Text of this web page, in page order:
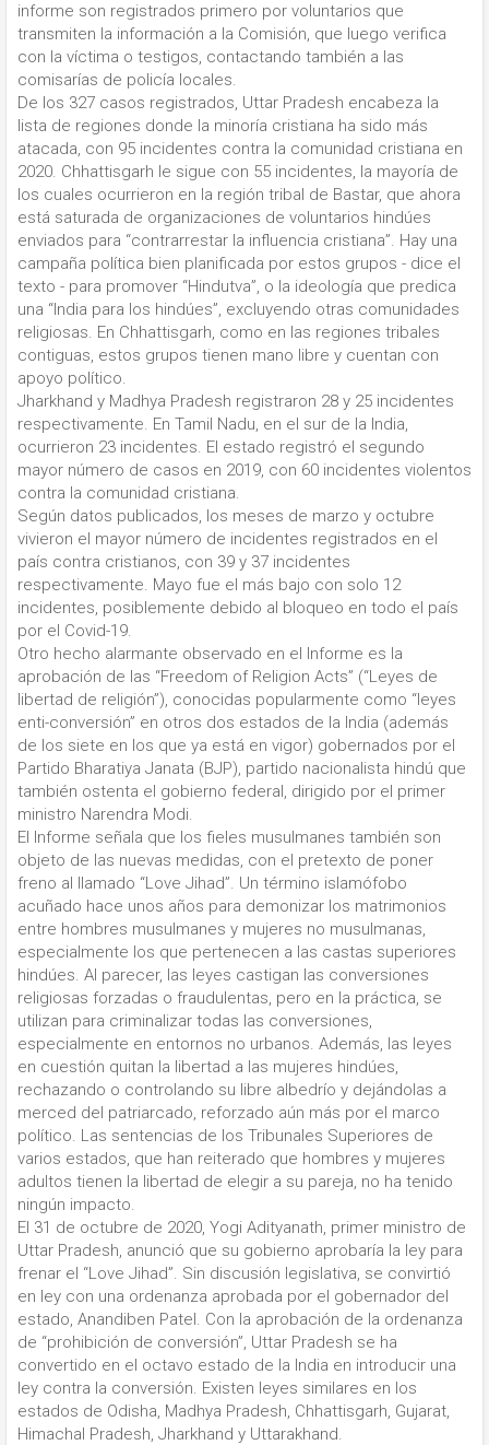
informe son registrados primero por voluntarios que
transmiten la información a la Comisión, que luego verifica
con la víctima o testigos, contactando también a las
comisarías de policía locales.
De los 327 casos registrados, Uttar Pradesh encabeza la
lista de regiones donde la minoría cristiana ha sido más
atacada, con 95 incidentes contra la comunidad cristiana en
2020. Chhattisgarh le sigue con 55 incidentes, la mayoría de
los cuales ocurrieron en la región tribal de Bastar, que ahora
está saturada de organizaciones de voluntarios hindúes
enviados para “contrarrestar la influencia cristiana”. Hay una
campaña política bien planificada por estos grupos - dice el
texto - para promover “Hindutva”, o la ideología que predica
una “India para los hindúes”, excluyendo otras comunidades
religiosas. En Chhattisgarh, como en las regiones tribales
contiguas, estos grupos tienen mano libre y cuentan con
apoyo político.
Jharkhand y Madhya Pradesh registraron 28 y 25 incidentes
respectivamente. En Tamil Nadu, en el sur de la India,
ocurrieron 23 incidentes. El estado registró el segundo
mayor número de casos en 2019, con 60 incidentes violentos
contra la comunidad cristiana.
Según datos publicados, los meses de marzo y octubre
vivieron el mayor número de incidentes registrados en el
país contra cristianos, con 39 y 37 incidentes
respectivamente. Mayo fue el más bajo con solo 12
incidentes, posiblemente debido al bloqueo en todo el país
por el Covid-19.
Otro hecho alarmante observado en el Informe es la
aprobación de las “Freedom of Religion Acts” (“Leyes de
libertad de religión”), conocidas popularmente como “leyes
enti-conversión” en otros dos estados de la India (además
de los siete en los que ya está en vigor) gobernados por el
Partido Bharatiya Janata (BJP), partido nacionalista hindú que
también ostenta el gobierno federal, dirigido por el primer
ministro Narendra Modi.
El Informe señala que los fieles musulmanes también son
objeto de las nuevas medidas, con el pretexto de poner
freno al llamado “Love Jihad”. Un término islamófobo
acuñado hace unos años para demonizar los matrimonios
entre hombres musulmanes y mujeres no musulmanas,
especialmente los que pertenecen a las castas superiores
hindúes. Al parecer, las leyes castigan las conversiones
religiosas forzadas o fraudulentas, pero en la práctica, se
utilizan para criminalizar todas las conversiones,
especialmente en entornos no urbanos. Además, las leyes
en cuestión quitan la libertad a las mujeres hindúes,
rechazando o controlando su libre albedrío y dejándolas a
merced del patriarcado, reforzado aún más por el marco
político. Las sentencias de los Tribunales Superiores de
varios estados, que han reiterado que hombres y mujeres
adultos tienen la libertad de elegir a su pareja, no ha tenido
ningún impacto.
El 31 de octubre de 2020, Yogi Adityanath, primer ministro de
Uttar Pradesh, anunció que su gobierno aprobaría la ley para
frenar el “Love Jihad”. Sin discusión legislativa, se convirtió
en ley con una ordenanza aprobada por el gobernador del
estado, Anandiben Patel. Con la aprobación de la ordenanza
de “prohibición de conversión”, Uttar Pradesh se ha
convertido en el octavo estado de la India en introducir una
ley contra la conversión. Existen leyes similares en los
estados de Odisha, Madhya Pradesh, Chhattisgarh, Gujarat,
Himachal Pradesh, Jharkhand y Uttarakhand.